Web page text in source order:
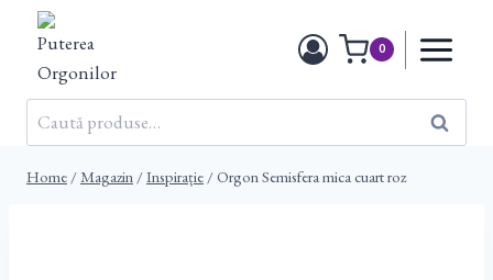
content
0
Caută
după:
Caută
Home / Magazin /Inspirație /Orgon Semisfera mica cuart roz